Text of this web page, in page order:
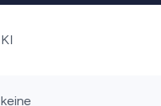
KI
keine